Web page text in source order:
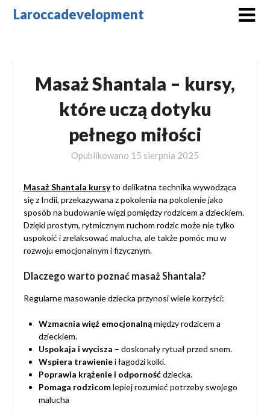
SkipLaroccadevelopment
Masaż Shantala – kursy,
które uczą dotyku
pełnego miłości
Opublikowano 15 sierpnia 2025
Masaż Shantala kursyto delikatna technika wywodząca
się z Indii, przekazywana z pokolenia na pokolenie jako
sposób na budowanie więzi pomiędzy rodzicem a dzieckiem.
Dzięki prostym, rytmicznym ruchom rodzic może nie tylko
uspokoić i zrelaksować malucha, ale także pomóc mu w
rozwoju emocjonalnym i fizycznym.
Dlaczego warto poznać masaż Shantala?
Regularne masowanie dziecka przynosi wiele korzyści:
Wzmacnia więź emocjonalnąmiędzy rodzicem a
dzieckiem.
Uspokaja i wycisza – doskonały rytuał przed snem.
Wspiera trawieniei łagodzi kolki.
Poprawia krążenie i odpornośćdziecka.
Pomaga rodzicomlepiej rozumieć potrzeby swojego
malucha